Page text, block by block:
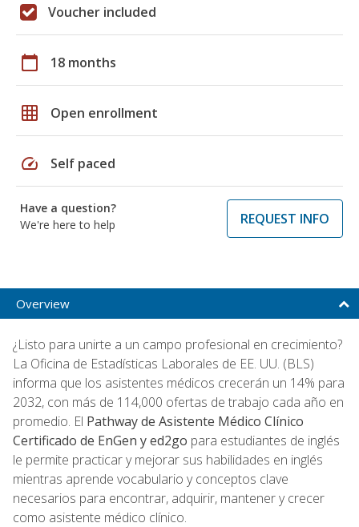
Voucher included
calendar_today 18 months
grid_on Open enrollment
speed Self paced
Have a question?
We're here to help
REQUEST INFO
Overview
¿Listo para unirte a un campo profesional en crecimiento?
La Oficina de Estadísticas Laborales de EE. UU. (BLS)
informa que los asistentes médicos crecerán un 14% para
2032, con más de 114,000 ofertas de trabajo cada año en
promedio. El Pathway de Asistente Médico Clínico
Certificado de EnGen y ed2go para estudiantes de inglés
le permite practicar y mejorar sus habilidades en inglés
mientras aprende vocabulario y conceptos clave
necesarios para encontrar, adquirir, mantener y crecer
como asistente médico clínico.